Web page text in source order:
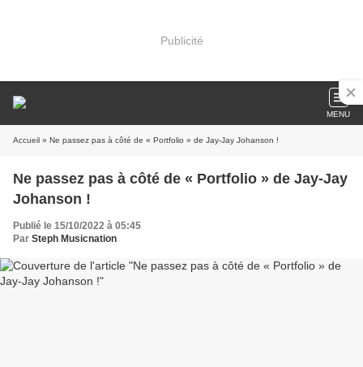
Publicité
MENU
Accueil » Ne passez pas à côté de « Portfolio » de Jay-Jay Johanson !
Ne passez pas à côté de « Portfolio » de Jay-Jay
Johanson !
Publié le 15/10/2022 à 05:45
Par Steph Musicnation